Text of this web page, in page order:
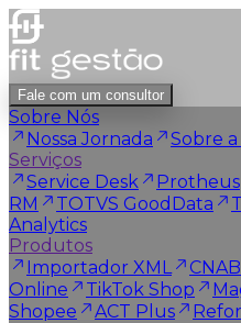
Fale com um consultor
Sobre Nós
Nossa Jornada
Sobre
Serviços
Service Desk
Protheus
RM
TOTVS GoodData
Analytics
Produtos
Importador XML
Online
TikTok Shop
Shopee
ACT Plus